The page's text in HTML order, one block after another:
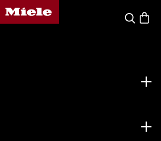
Homepage van Miele
Wat zoek